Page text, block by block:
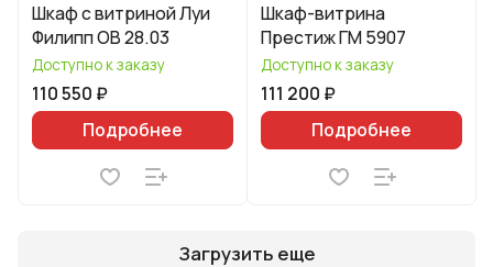
Шкаф с витриной Луи
Филипп ОВ 28.03
Доступно к заказу
110 550 ₽
Подробнее
Шкаф-витрина
Престиж ГМ 5907
Доступно к заказу
111 200 ₽
Подробнее
Загрузить еще